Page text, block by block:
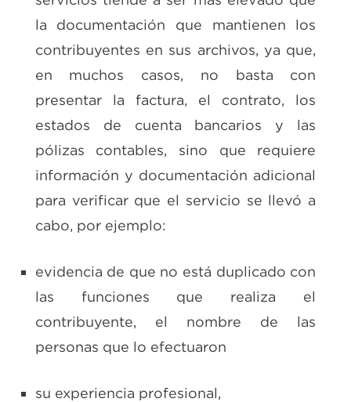
la documentación que mantienen los
contribuyentes en sus archivos, ya que,
en muchos casos, no basta con
presentar la factura, el contrato, los
estados de cuenta bancarios y las
pólizas contables, sino que requiere
información y documentación adicional
para verificar que el servicio se llevó a
cabo, por ejemplo:
evidencia de que no está duplicado con
las funciones que realiza el
contribuyente, el nombre de las
personas que lo efectuaron
su experiencia profesional,